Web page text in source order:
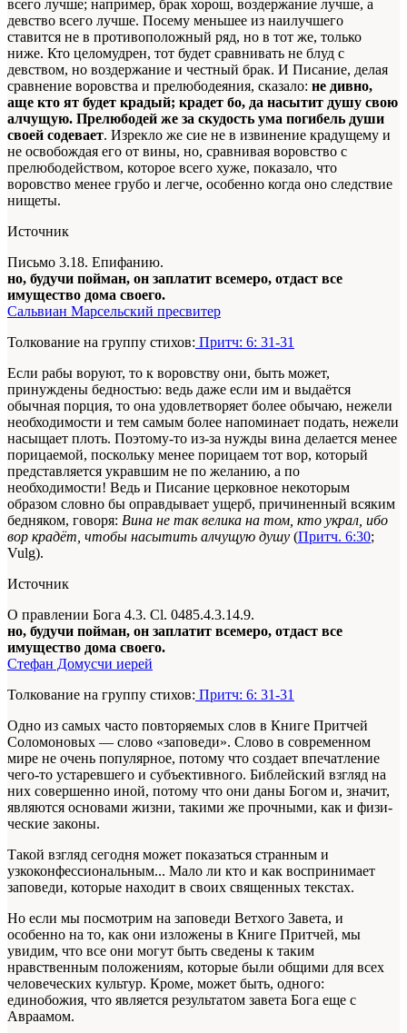
всего лучше; например, брак хорош, воздержание лучше, а
девство всего лучше. Посему меньшее из наилучшего
ставится не в противоположный ряд, но в тот же, только
ниже. Кто целомудрен, тот будет сравнивать не блуд с
девством, но воздержание и честный брак. И Писание, делая
сравнение воровства и прелюбодеяния, сказало: не дивно,
аще кто ят будет крадый; крадет бо, да насытит душу свою
алчущую. Прелюбодей же за скудость ума погибель души
своей содевает. Изрекло же сие не в извинение крадущему и
не освобождая его от вины, но, сравнивая воровство с
прелюбодейством, которое всего хуже, показало, что
воровство менее грубо и легче, особенно когда оно следствие
нищеты.
Источник
Письмо 3.18. Епифанию.
но, будучи пойман, он заплатит всемеро, отдаст все
имущество дома своего.
Сальвиан Марсельский пресвитер
Толкование на группу стихов: Притч: 6: 31-31
Если рабы воруют, то к воровству они, быть может,
принуждены бедностью: ведь даже если им и выдаётся
обычная порция, то она удовлетворяет более обычаю, нежели
необходимости и тем самым более напоминает подать, нежели
насыщает плоть. Поэтому-то из-за нужды вина делается менее
порицаемой, поскольку менее порицаем тот вор, который
представляется укравшим не по желанию, а по
необходимости! Ведь и Писание церковное некоторым
образом словно бы оправдывает ущерб, причиненный всяким
бедняком, говоря: Вина не так велика на том, кто украл, ибо
вор крадёт, чтобы насытить алчущую душу (Притч. 6:30;
Vulg).
Источник
О правлении Бога 4.3. Cl. 0485.4.3.14.9.
но, будучи пойман, он заплатит всемеро, отдаст все
имущество дома своего.
Стефан Домусчи иерей
Толкование на группу стихов: Притч: 6: 31-31
Одно из самых часто повторяемых слов в Кни­ге Притчей
Соломоновых — слово «заповеди». Слово в современном
мире не очень популяр­ное, потому что создает впечатление
чего-то устаревшего и субъективного. Библейский взгляд на
них совершенно иной, потому что они даны Богом и, значит,
являются основа­ми жизни, такими же прочными, как и физи­
ческие законы.
Такой взгляд сегодня может показаться странным и
узкоконфессиональным... Мало ли кто и как воспринимает
заповеди, которые на­ходит в своих священных текстах.
Но если мы посмотрим на заповеди Ветхо­го Завета, и
особенно на то, как они изложены в Книге Притчей, мы
увидим, что все они мо­гут быть сведены к таким
нравственным поло­жениям, которые были общими для всех
чело­веческих культур. Кроме, может быть, одного:
единобожия, что является результатом завета Бога еще с
Авраамом.